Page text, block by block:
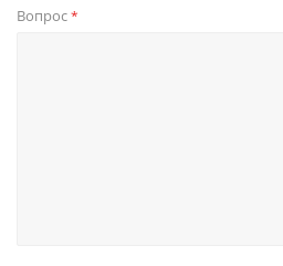
Вопрос*